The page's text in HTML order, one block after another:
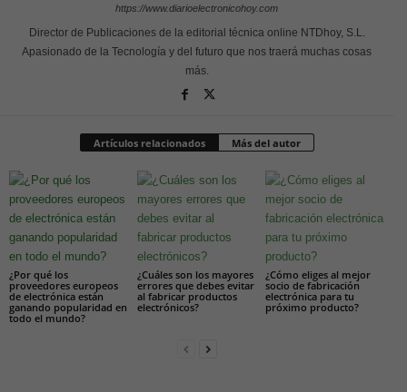
https://www.diarioelectronicohoy.com
Director de Publicaciones de la editorial técnica online NTDhoy, S.L.
Apasionado de la Tecnología y del futuro que nos traerá muchas cosas
más.
Artículos relacionados Más del autor
¿Por qué los
proveedores europeos
de electrónica están
ganando popularidad en
todo el mundo?
¿Cuáles son los mayores
errores que debes evitar
al fabricar productos
electrónicos?
¿Cómo eliges al mejor
socio de fabricación
electrónica para tu
próximo producto?